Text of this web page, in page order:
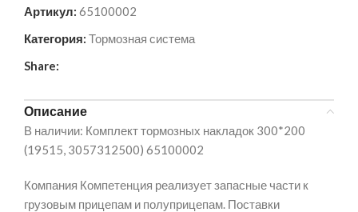
Артикул: 65100002
Категория: Тормозная система
Share:
Описание
В наличии: Комплект тормозных накладок 300*200
(19515, 3057312500) 65100002
Компания Компетенция реализует запасные части к
грузовым прицепам и полуприцепам. Поставки